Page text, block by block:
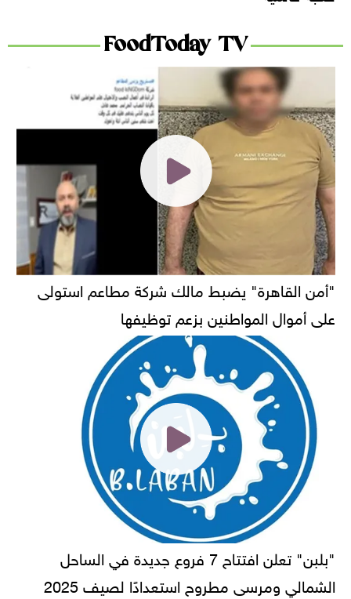
FoodToday TV
"أمن القاهرة" يضبط مالك شركة مطاعم استولى
على أموال المواطنين بزعم توظيفها
"بلبن" تعلن افتتاح 7 فروع جديدة في الساحل
الشمالي ومرسى مطروح استعدادًا لصيف 2025